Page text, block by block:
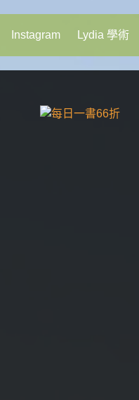
Instagram Lydia 學術